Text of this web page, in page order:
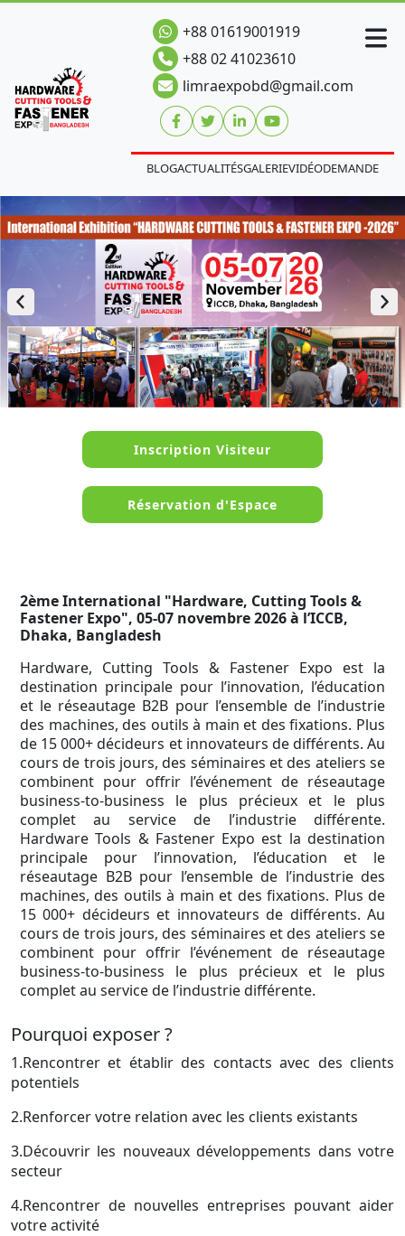
+88 01619001919
+88 02 41023610
limraexpobd@gmail.com
BLOGACTUALITÉSGALERIEVIDÉODEMANDE
Inscription Visiteur
Réservation d'Espace
2ème International "Hardware, Cutting Tools &
Fastener Expo", 05-07 novembre 2026 à l’ICCB,
Dhaka, Bangladesh
Hardware, Cutting Tools & Fastener Expo est la
destination principale pour l’innovation, l’éducation
et le réseautage B2B pour l’ensemble de l’industrie
des machines, des outils à main et des fixations. Plus
de 15 000+ décideurs et innovateurs de différents. Au
cours de trois jours, des séminaires et des ateliers se
combinent pour offrir l’événement de réseautage
business-to-business le plus précieux et le plus
complet au service de l’industrie différente.
Hardware Tools & Fastener Expo est la destination
principale pour l’innovation, l’éducation et le
réseautage B2B pour l’ensemble de l’industrie des
machines, des outils à main et des fixations. Plus de
15 000+ décideurs et innovateurs de différents. Au
cours de trois jours, des séminaires et des ateliers se
combinent pour offrir l’événement de réseautage
business-to-business le plus précieux et le plus
complet au service de l’industrie différente.
Pourquoi exposer ?
1.Rencontrer et établir des contacts avec des clients
potentiels
2.Renforcer votre relation avec les clients existants
3.Découvrir les nouveaux développements dans votre
secteur
4.Rencontrer de nouvelles entreprises pouvant aider
votre activité